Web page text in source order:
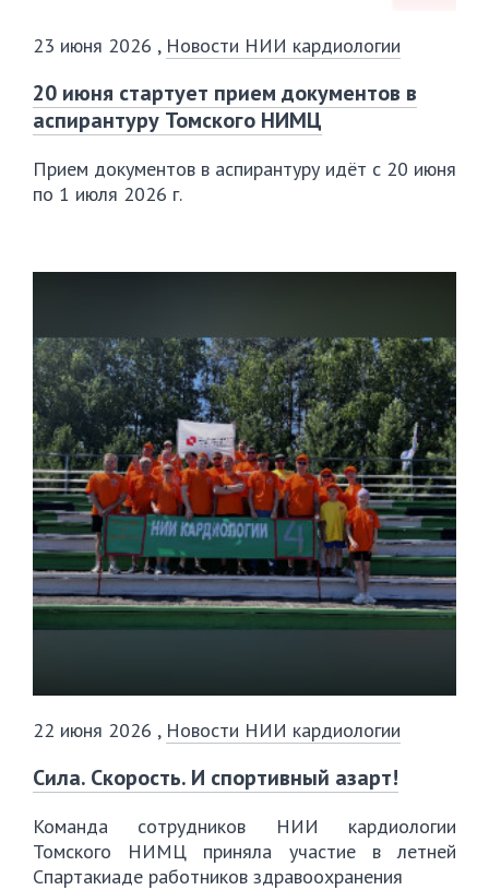
23 июня 2026 , Новости НИИ кардиологии
20 июня стартует прием документов в
аспирантуру Томского НИМЦ
Прием документов в аспирантуру идёт с 20 июня
по 1 июля 2026 г.
22 июня 2026 , Новости НИИ кардиологии
Сила. Скорость. И спортивный азарт!
Команда сотрудников НИИ кардиологии
Томского НИМЦ приняла участие в летней
Спартакиаде работников здравоохранения